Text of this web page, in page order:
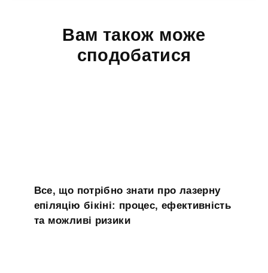
Вам також може
сподобатися
Все, що потрібно знати про лазерну
епіляцію бікіні: процес, ефективність
та можливі ризики